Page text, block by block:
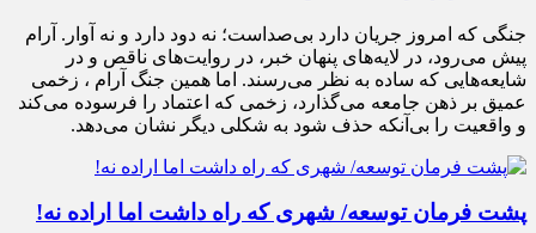
جنگی که امروز جریان دارد بی‌صداست؛ نه دود دارد و نه آوار. آرام
پیش می‌رود، در لایه‌های پنهان خبر، در روایت‌های ناقص و در
شایعه‌هایی که ساده به نظر می‌رسند. اما همین جنگ آرام ، زخمی
عمیق بر ذهن جامعه می‌گذارد، زخمی که اعتماد را فرسوده می‌کند
و واقعیت را بی‌آنکه حذف شود به شکلی دیگر نشان می‌دهد.
پشت فرمان توسعه/ شهری که راه داشت اما اراده نه!